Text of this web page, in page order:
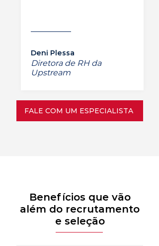
Deni Plessa
Diretora de RH da
Upstream
FALE COM UM ESPECIALISTA
Benefícios que vão
além do recrutamento
e seleção